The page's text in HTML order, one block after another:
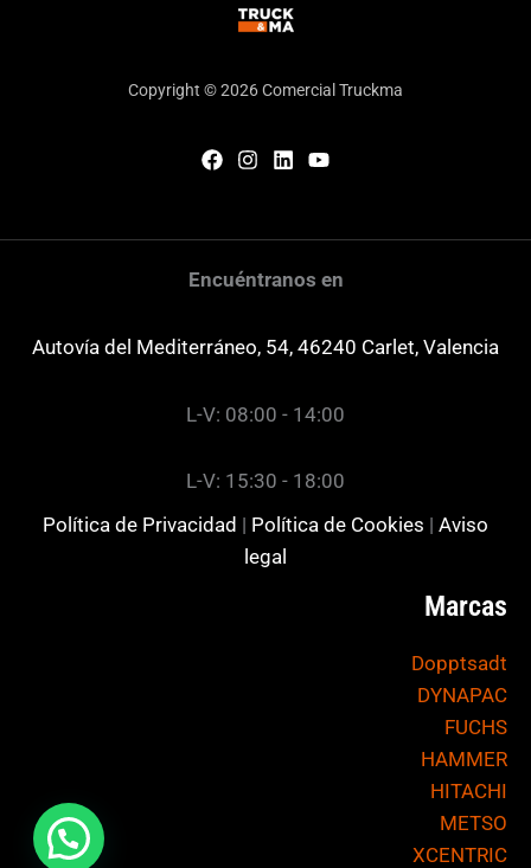
Copyright © 2026 Comercial Truckma
Encuéntranos en
Autovía del Mediterráneo, 54, 46240 Carlet, Valencia
L-V: 08:00 - 14:00
L-V: 15:30 - 18:00
Política de Privacidad | Política de Cookies | Aviso
legal
Marcas
Dopptsadt
DYNAPAC
FUCHS
HAMMER
HITACHI
METSO
XCENTRIC